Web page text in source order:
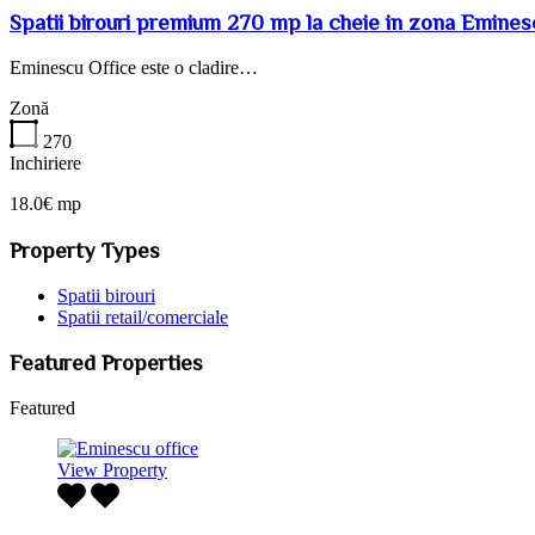
Spatii birouri premium 270 mp la cheie in zona
Eminescu Office este o cladire…
Zonă
270
Inchiriere
18.0€ mp
Property Types
Spatii birouri
Spatii retail/comerciale
Featured Properties
Featured
View Property